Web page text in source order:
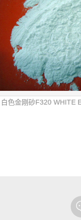
白色金刚砂F320 WHITE